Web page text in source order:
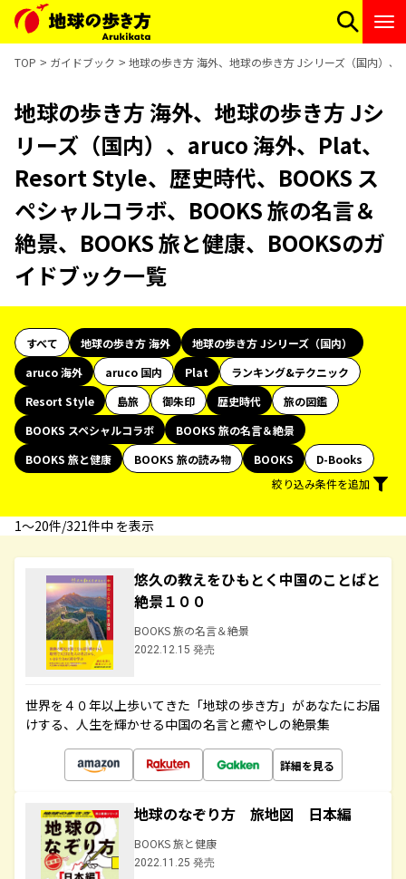
TOP ガイドブック 地球の歩き方 海外、地球の歩き方 Jシリーズ（国内）
地球の歩き方 海外、地球の歩き方 Jシ
リーズ（国内）、aruco 海外、Plat、
Resort Style、歴史時代、BOOKS ス
ペシャルコラボ、BOOKS 旅の名言＆
絶景、BOOKS 旅と健康、BOOKSのガ
イドブック一覧
すべて 地球の歩き方 海外
地球の歩き方 Jシリーズ（国内）
aruco 海外
aruco 国内 Plat
ランキング&テクニック
Resort Style
島旅 御朱印 歴史時代
旅の図鑑
BOOKS スペシャルコラボ
BOOKS 旅の名言＆絶景
BOOKS 旅と健康
BOOKS 旅の読み物 BOOKS
D-Books
絞り込み条件を追加
1〜20件/321件中 を表示
悠久の教えをひもとく中国のことばと
絶景１００
BOOKS 旅の名言＆絶景
2022.12.15 発売
世界を４０年以上歩いてきた「地球の歩き方」があなたにお届
けする、人生を輝かせる中国の名言と癒やしの絶景集
詳細を見る
地球のなぞり方 旅地図 日本編
BOOKS 旅と健康
2022.11.25 発売